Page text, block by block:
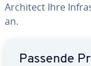
Architect Ihre
an.
Passende